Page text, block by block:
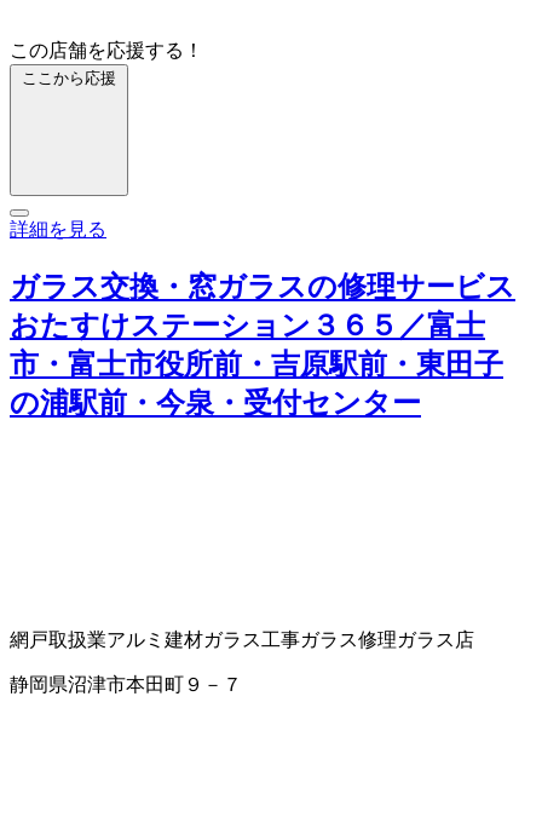
この店舗を応援する！
ここから応援
詳細を見る
ガラス交換・窓ガラスの修理サービス
おたすけステーション３６５／富士
市・富士市役所前・吉原駅前・東田子
の浦駅前・今泉・受付センター
網戸取扱業アルミ建材ガラス工事ガラス修理ガラス店
静岡県沼津市本田町９－７